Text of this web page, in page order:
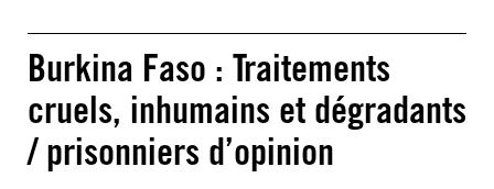
Burkina Faso : Traitements
cruels, inhumains et dégradants
/ prisonniers d’opinion